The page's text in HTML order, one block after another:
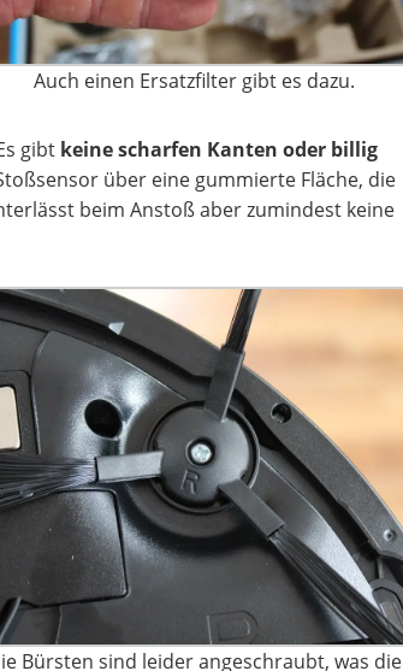
Auch einen Ersatzfilter gibt es dazu.
gibt keine scharfen Kanten oder billig
über eine gummierte Fläche, die
beim Anstoß aber zumindest keine
Bürsten sind leider angeschraubt, was die